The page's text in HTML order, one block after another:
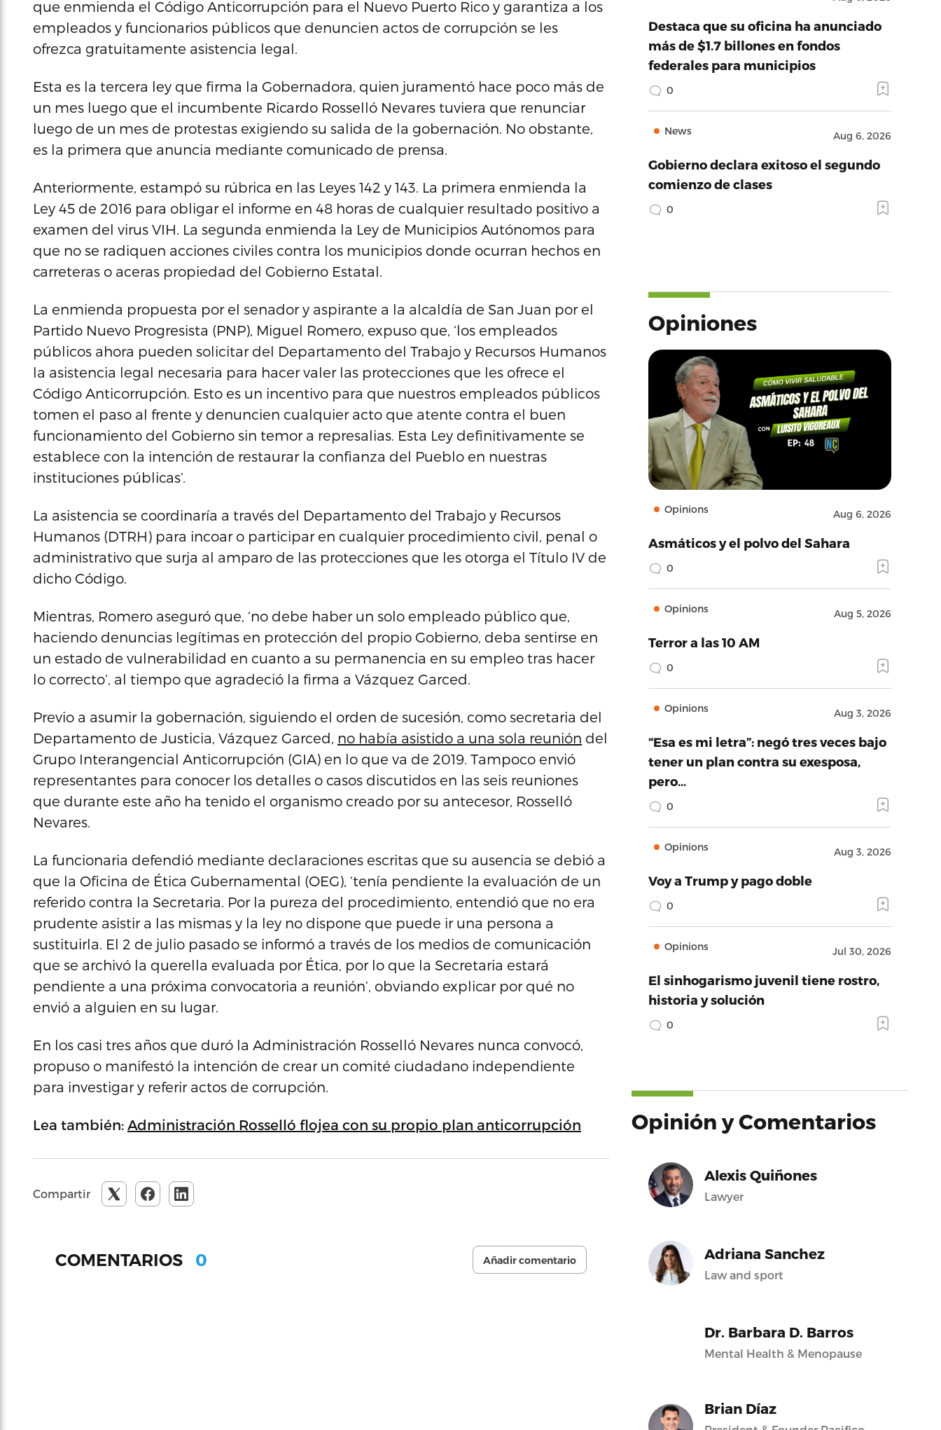
que enmienda el Código Anticorrupción para el Nuevo Puerto Rico y garantiza a los
empleados y funcionarios públicos que denuncien actos de corrupción se les
ofrezca gratuitamente asistencia legal.
Esta es la tercera ley que firma la Gobernadora, quien juramentó hace poco más de
un mes luego que el incumbente Ricardo Rosselló Nevares tuviera que renunciar
luego de un mes de protestas exigiendo su salida de la gobernación. No obstante,
es la primera que anuncia mediante comunicado de prensa.
Anteriormente, estampó su rúbrica en las Leyes 142 y 143. La primera enmienda la
Ley 45 de 2016 para obligar el informe en 48 horas de cualquier resultado positivo a
examen del virus VIH. La segunda enmienda la Ley de Municipios Autónomos para
que no se radiquen acciones civiles contra los municipios donde ocurran hechos en
carreteras o aceras propiedad del Gobierno Estatal.
La enmienda propuesta por el senador y aspirante a la alcaldía de San Juan por el
Partido Nuevo Progresista (PNP), Miguel Romero, expuso que, ‘los empleados
públicos ahora pueden solicitar del Departamento del Trabajo y Recursos Humanos
la asistencia legal necesaria para hacer valer las protecciones que les ofrece el
Código Anticorrupción. Esto es un incentivo para que nuestros empleados públicos
tomen el paso al frente y denuncien cualquier acto que atente contra el buen
funcionamiento del Gobierno sin temor a represalias. Esta Ley definitivamente se
establece con la intención de restaurar la confianza del Pueblo en nuestras
instituciones públicas’.
La asistencia se coordinaría a través del Departamento del Trabajo y Recursos
Humanos (DTRH) para incoar o participar en cualquier procedimiento civil, penal o
administrativo que surja al amparo de las protecciones que les otorga el Título IV de
dicho Código.
Mientras, Romero aseguró que, ‘no debe haber un solo empleado público que,
haciendo denuncias legítimas en protección del propio Gobierno, deba sentirse en
un estado de vulnerabilidad en cuanto a su permanencia en su empleo tras hacer
lo correcto’, al tiempo que agradeció la firma a Vázquez Garced.
Previo a asumir la gobernación, siguiendo el orden de sucesión, como secretaria del
Departamento de Justicia, Vázquez Garced, no había asistido a una sola reunión del
Grupo Interangencial Anticorrupción (GIA) en lo que va de 2019. Tampoco envió
representantes para conocer los detalles o casos discutidos en las seis reuniones
que durante este año ha tenido el organismo creado por su antecesor, Rosselló
Nevares.
La funcionaria defendió mediante declaraciones escritas que su ausencia se debió a
que la Oficina de Ética Gubernamental (OEG), ‘tenía pendiente la evaluación de un
referido contra la Secretaria. Por la pureza del procedimiento, entendió que no era
prudente asistir a las mismas y la ley no dispone que puede ir una persona a
sustituirla. El 2 de julio pasado se informó a través de los medios de comunicación
que se archivó la querella evaluada por Ética, por lo que la Secretaria estará
pendiente a una próxima convocatoria a reunión’, obviando explicar por qué no
envió a alguien en su lugar.
En los casi tres años que duró la Administración Rosselló Nevares nunca convocó,
propuso o manifestó la intención de crear un comité ciudadano independiente
para investigar y referir actos de corrupción.
Lea también: Administración Rosselló flojea con su propio plan anticorrupción
Compartir
COMENTARIOS 0 Añadir comentario
Destaca que su oficina ha anunciado
más de $1.7 billones en fondos
federales para municipios
0
News Aug 6, 2026
Gobierno declara exitoso el segundo
comienzo de clases
0
Opiniones
Opinions Aug 6, 2026
Asmáticos y el polvo del Sahara
0
Opinions Aug 5, 2026
Terror a las 10 AM
0
Opinions Aug 3, 2026
“Esa es mi letra”: negó tres veces bajo
tener un plan contra su exesposa,
pero…
0
Opinions Aug 3, 2026
Voy a Trump y pago doble
0
Opinions Jul 30, 2026
El sinhogarismo juvenil tiene rostro,
historia y solución
0
Opinión y Comentarios
Alexis Quiñones
Lawyer
Adriana Sanchez
Law and sport
Dr. Barbara D. Barros
Mental Health & Menopause
Brian Díaz